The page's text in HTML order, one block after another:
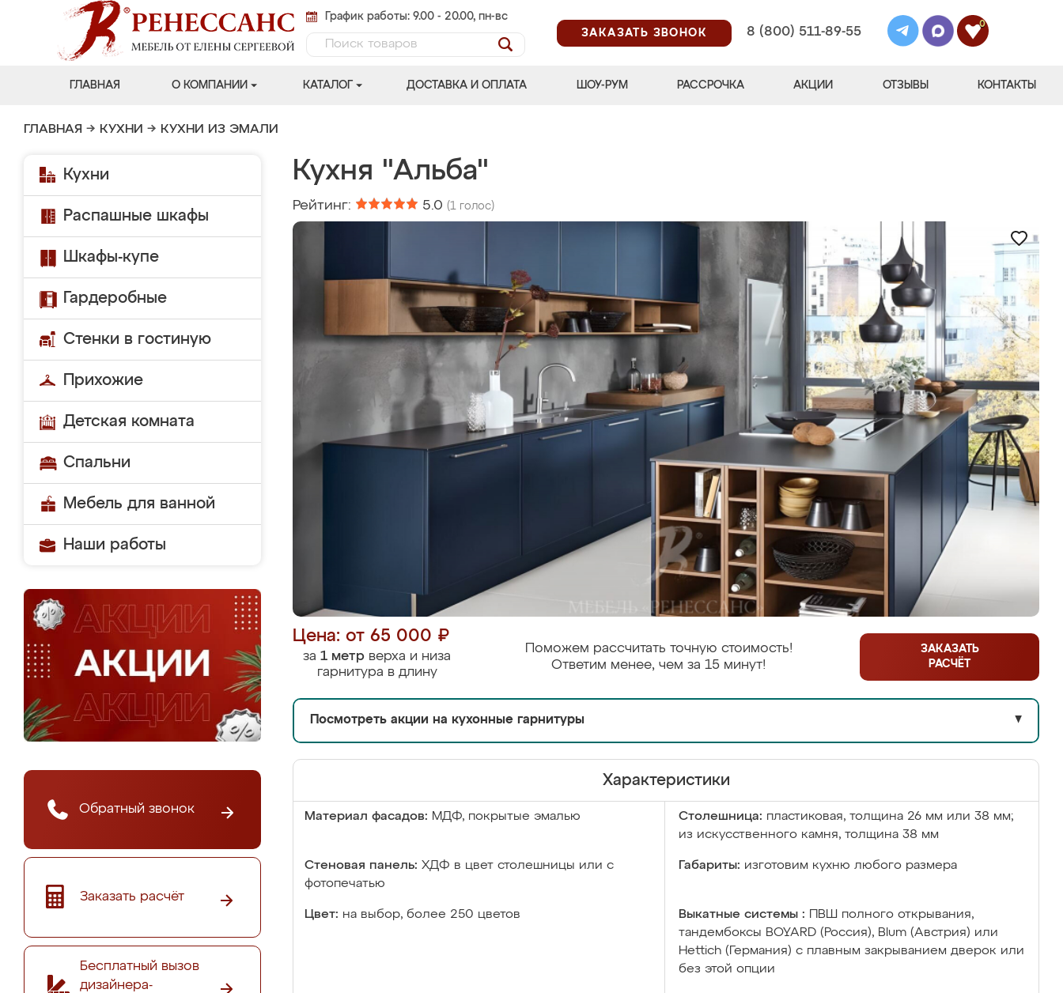
График работы: 9.00 - 20.00, пн-вс
ЗАКАЗАТЬ ЗВОНОК
8 (800) 511-89-55
0
ГЛАВНАЯ О КОМПАНИИ КАТАЛОГ ДОСТАВКА И ОПЛАТА ШОУ-РУМ РАССРОЧКА АКЦИИ ОТЗЫВЫ КОНТАКТЫ
ГЛАВНАЯ → КУХНИ → КУХНИ ИЗ ЭМАЛИ
Кухни
Распашные шкафы
Шкафы-купе
Гардеробные
Стенки в гостиную
Прихожие
Детская комната
Спальни
Мебель для ванной
Наши работы
Обратный звонок
Заказать расчёт
Бесплатный вызов
дизайнера-
Кухня "Альба"
Рейтинг: 5.0 (1 голос)
Цена: от 65 000 ₽
за 1 метр верха и низа
гарнитура в длину
Поможем рассчитать точную стоимость!
Ответим менее, чем за 15 минут!
ЗАКАЗАТЬ
РАСЧЁТ
Посмотреть акции на кухонные гарнитуры ▼
Характеристики
Материал фасадов: МДФ, покрытые эмалью Столешница: пластиковая, толщина 26 мм или 38 мм;
из искусственного камня, толщина 38 мм
Стеновая панель: ХДФ в цвет столешницы или с
фотопечатью
Габариты: изготовим кухню любого размера
Цвет: на выбор, более 250 цветов Выкатные системы :
ПВШ полного открывания,
тандембоксы BOYARD (Россия), Blum (Австрия) или
Hettich (Германия) с плавным закрыванием дверок или
без этой опции